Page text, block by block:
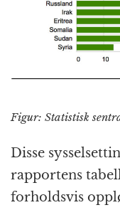
Figur: Statistisk
Disse
rapportens
forholdsvis